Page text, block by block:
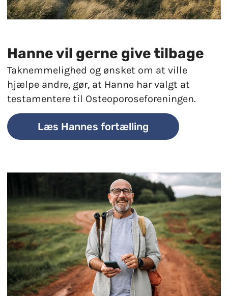
Hanne vil gerne give tilbage
Taknemmelighed og ønsket om at ville
hjælpe andre, gør, at Hanne har valgt at
testamentere til Osteoporoseforeningen.
Læs Hannes fortælling